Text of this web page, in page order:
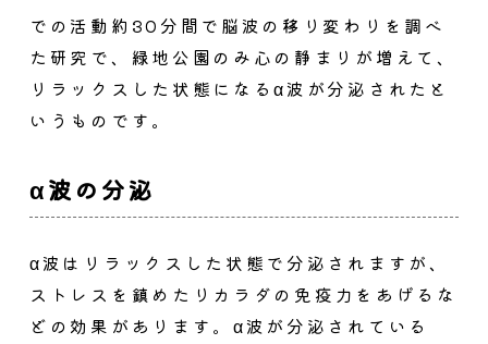
での活動約30分間で脳波の移り変わりを調べ
た研究で、 緑地公園のみ心の静まりが増えて、
リラックスした状態になるα波が分泌 されたと
いうものです。
α波の分泌
α波はリラックスした状態で分泌されますが、
ストレスを鎮めたりカラダの免疫力をあげるな
どの効果があります。α波が分泌されている